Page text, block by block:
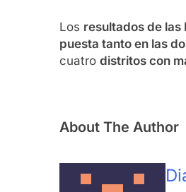
Los resultados de las
puesta tanto en las
cuatro distritos con
About The Author